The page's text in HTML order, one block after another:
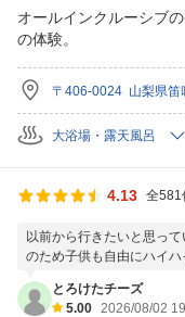
オールインクルーシブ
の体験。
〒406-0024 山梨県笛
大浴場・露天風呂
4.13 全581
以前から行きたいと思っ
のため子供も自由にハイ
とろけたチーズ
5.00 2026/08/02